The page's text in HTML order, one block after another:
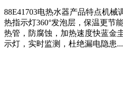
88E41703电热水器产品特点机械
热指示灯360°发泡层，保温更节
热管，防腐蚀，加热速度快蓝金
示灯，实时监测，杜绝漏电隐患...